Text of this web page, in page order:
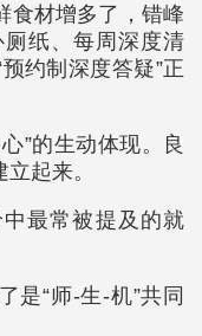
食材增多了，错峰
纸、每周深度清
约制深度答疑”正
”的生动体现。良
起来。
最常被提及的就
是“师-生-机”共同